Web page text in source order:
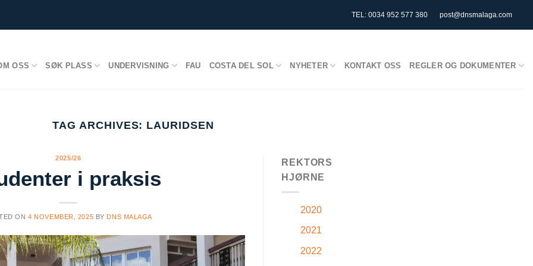
TEL: 0034 952 577 380 post@dnsmalaga.com
OSS SØK PLASS UNDERVISNING FAU COSTA DEL SOL NYHETER KONTAKT OSS REGLER OG DOKUMENTER
TAG ARCHIVES: LAURIDSEN
2025/26
i praksis
ON4 NOVEMBER, 2025 BY DNS MALAGA
REKTORS
HJØRNE
2020
2021
2022